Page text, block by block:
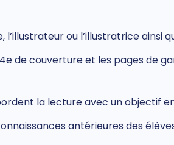
ou l’illustratrice ainsi
ede couverture et les pages de
la lecture avec un objectif
antérieures des